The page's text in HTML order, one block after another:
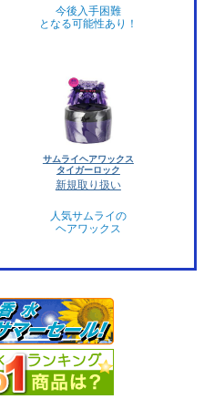
今後入手困難
となる可能性あり！
サムライヘアワックス
タイガーロック
新規取り扱い
人気サムライの
ヘアワックス